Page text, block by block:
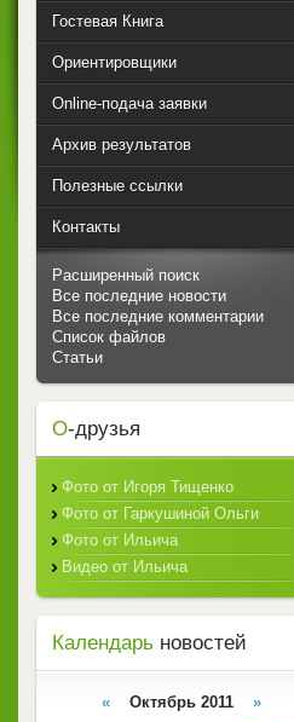
Гостевая Книга
Ориентировщики
Online-подача заявки
Архив результатов
Полезные ссылки
Контакты
Расширенный поиск
Все последние новости
Все последние комментарии
Список файлов
Статьи
О-друзья
Фото от Игоря Тищенко
Фото от Гаркушиной Ольги
Фото от Ильича
Видео от Ильича
Календарь новостей
« Октябрь 2011 »